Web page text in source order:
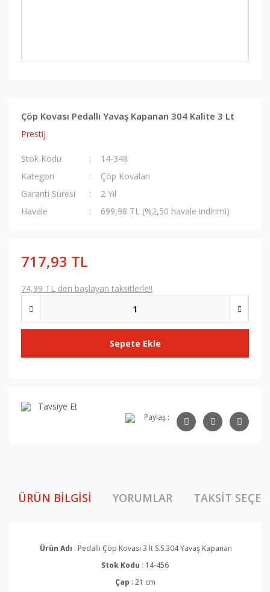
Çöp Kovası Pedallı Yavaş Kapanan 304 Kalite 3 Lt
Prestij
Stok Kodu
14-348
Kategori
Çöp Kovaları
Garanti Süresi
2 Yıl
Havale
699,98 TL (%2,50 havale indirimi)
717,93 TL
74,99 TL den başlayan taksitlerle!!
Sepete Ekle
Tavsiye Et
Paylaş :
ÜRÜN BILGISI YORUMLAR TAKSIT
Ürün Adı : Pedallı Çöp Kovası 3 lt S.S.304 Yavaş Kapanan
Stok Kodu : 14-456
Çap : 21 cm